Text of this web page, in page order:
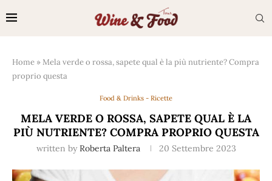
Home »Mela verde o rossa, sapete qual è la più nutriente? Compra
proprio questa
Food & Drinks - Ricette
MELA VERDE O ROSSA, SAPETE QUAL È LA
PIÙ NUTRIENTE? COMPRA PROPRIO QUESTA
written by Roberta Paltera 20 Settembre 2023